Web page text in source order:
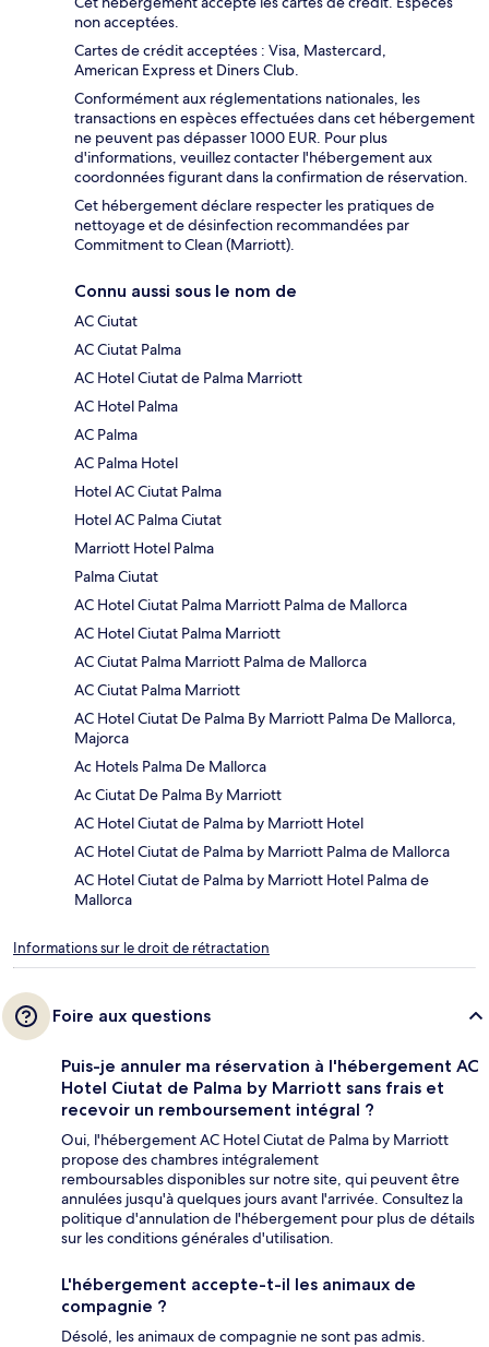
non acceptées.
Cartes de crédit acceptées : Visa, Mastercard,
American Express et Diners Club.
Conformément aux réglementations nationales, les
transactions en espèces effectuées dans cet hébergement
ne peuvent pas dépasser 1000 EUR. Pour plus
d'informations, veuillez contacter l'hébergement aux
coordonnées figurant dans la confirmation de réservation.
Cet hébergement déclare respecter les pratiques de
nettoyage et de désinfection recommandées par
Commitment to Clean (Marriott).
Connu aussi sous le nom de
AC Ciutat
AC Ciutat Palma
AC Hotel Ciutat de Palma Marriott
AC Hotel Palma
AC Palma
AC Palma Hotel
Hotel AC Ciutat Palma
Hotel AC Palma Ciutat
Marriott Hotel Palma
Palma Ciutat
AC Hotel Ciutat Palma Marriott Palma de Mallorca
AC Hotel Ciutat Palma Marriott
AC Ciutat Palma Marriott Palma de Mallorca
AC Ciutat Palma Marriott
AC Hotel Ciutat De Palma By Marriott Palma De Mallorca,
Majorca
Ac Hotels Palma De Mallorca
Ac Ciutat De Palma By Marriott
AC Hotel Ciutat de Palma by Marriott Hotel
AC Hotel Ciutat de Palma by Marriott Palma de Mallorca
AC Hotel Ciutat de Palma by Marriott Hotel Palma de
Mallorca
Informations sur le droit de rétractation
Foire aux questions
Puis-je annuler ma réservation à l'hébergement AC
Hotel Ciutat de Palma by Marriott sans frais et
recevoir un remboursement intégral ?
Oui, l'hébergement AC Hotel Ciutat de Palma by Marriott
propose des chambres intégralement
remboursables disponibles sur notre site, qui peuvent être
annulées jusqu'à quelques jours avant l'arrivée. Consultez la
politique d'annulation de l'hébergement pour plus de détails
sur les conditions générales d'utilisation.
L'hébergement accepte-t-il les animaux de
compagnie ?
Désolé, les animaux de compagnie ne sont pas admis.